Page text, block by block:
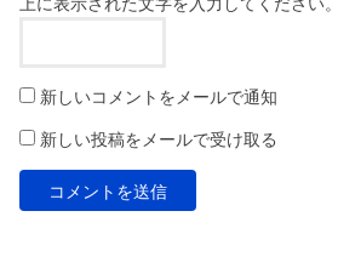
新しいコメントをメールで通知
新しい投稿をメールで受け取る